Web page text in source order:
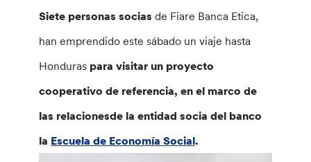
Siete personas sociasde Fiare Banca Etica,
han emprendido este sábado un viaje hasta
Honduras para visitar un proyecto
cooperativo de referencia, en el marco de
las relacionesde la entidad socia del banco
la Escuela de Economía Social.